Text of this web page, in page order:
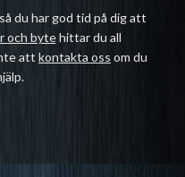
du har god tid på dig att
och bytehittar du all
att kontakta oss om du